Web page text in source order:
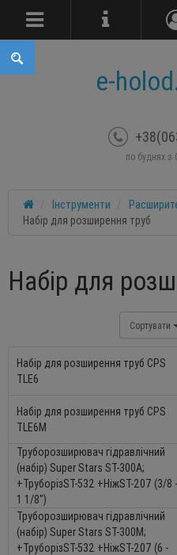
e-
по буднях
Інструменти
Набір для розширення труб
Набір для
Сортувати
Набір для розширення труб CPS
TLE6
Набір для розширення труб CPS
TLE6M
Труборозширювач гідравлічний
(набір) Super Stars ST-300A;
+ТруборізST-532 +НіжST-207 (3/8 -
1 1/8")
Труборозширювач гідравлічний
(набір) Super Stars ST-300M;
+ТруборізST-532 +НіжST-207 (6 -